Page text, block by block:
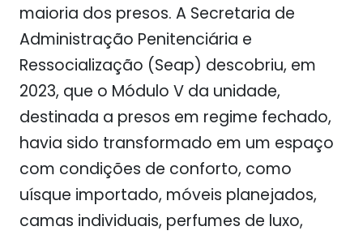
maioria dos presos. A Secretaria de
Administração Penitenciária e
Ressocialização (Seap) descobriu, em
2023, que o Módulo V da unidade,
destinada a presos em regime fechado,
havia sido transformado em um espaço
com condições de conforto, como
uísque importado, móveis planejados,
camas individuais, perfumes de luxo,